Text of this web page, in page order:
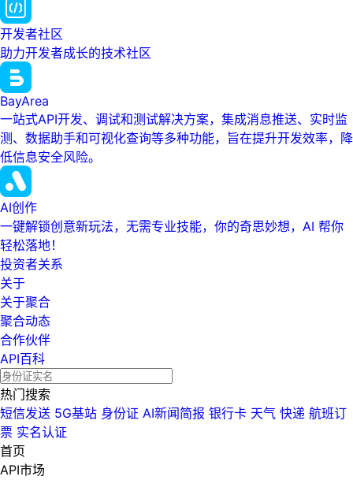
开发者社区
助力开发者成长的技术社区
BayArea
一站式API开发、调试和测试解决方案，集成消息推送、实时监
测、数据助手和可视化查询等多种功能，旨在提升开发效率，降
低信息安全风险。
AI创作
一键解锁创意新玩法，无需专业技能，你的奇思妙想，AI 帮你
轻松落地！
投资者关系
关于
关于聚合
聚合动态
合作伙伴
API百科
热门搜索
短信发送 5G基站 身份证 AI新闻简报 银行卡 天气 快递 航班订
票 实名认证
首页
API市场